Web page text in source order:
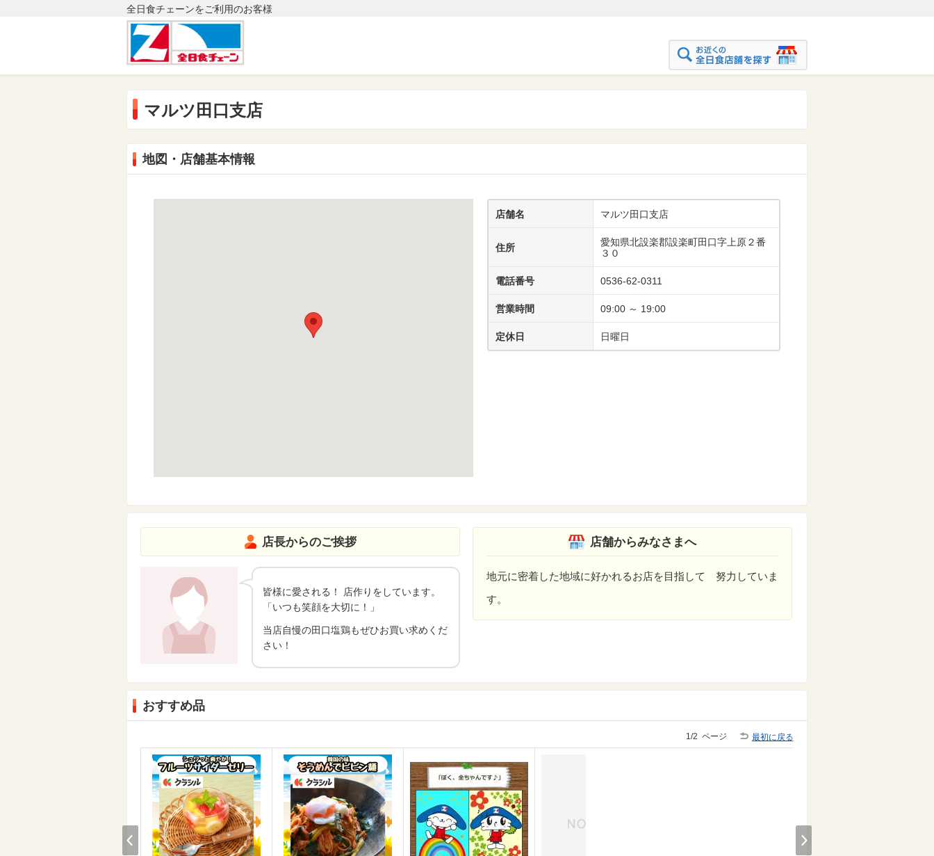
全日食チェーンをご利用のお客様
マルツ田口支店
地図・店舗基本情報
店舗名 マルツ田口支店
住所
愛知県北設楽郡設楽町田口字上原２番
３０
電話番号 0536-62-0311
営業時間 09:00 ～ 19:00
定休日 日曜日
店長からのご挨拶
皆様に愛される！ 店作りをしています。
「いつも笑顔を大切に！」
当店自慢の田口塩鶏もぜひお買い求めくだ
さい！
店舗からみなさまへ
地元に密着した地域に好かれるお店を目指して 努力していま
す。
おすすめ品
最初に戻る
Prev
1/2 ページ